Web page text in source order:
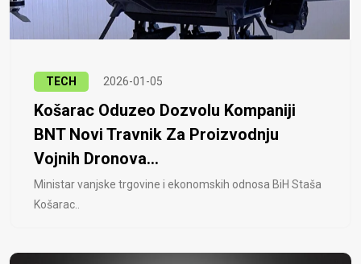
TECH 2026-01-05
Košarac Oduzeo Dozvolu Kompaniji
BNT Novi Travnik Za Proizvodnju
Vojnih Dronova...
Ministar vanjske trgovine i ekonomskih odnosa BiH Staša
Košarac..